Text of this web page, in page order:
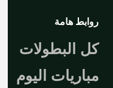
روابط هامة
كل البطولات
مباريات اليوم